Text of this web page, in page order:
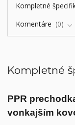
Kompletné
Komentáre
0
Kompletné
PPR
vonkajším